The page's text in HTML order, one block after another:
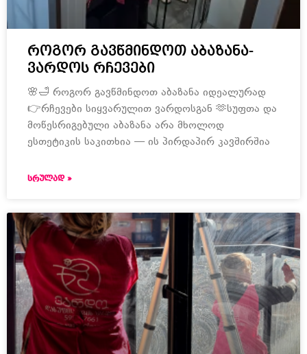
როგორ გავწმინდოთ აბაზანა-
ვარდოს რჩევები
🌸🛁 როგორ გავწმინდოთ აბაზანა იდეალურად
👉რჩევები სიყვარულით ვარდოსგან 🫶სუფთა და
მოწესრიგებული აბაზანა არა მხოლოდ
ესთეტიკის საკითხია — ის პირდაპირ კავშირშია
ᲡᲠᲣᲚᲐᲓ »